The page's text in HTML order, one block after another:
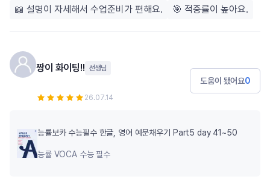
📖 설명이 자세해서 수업준비가 편해요.
🎯 적중률이 높아요.
짱이 화이팅!! 선생님
26.07.14
도움이 됐어요0
능률보카 수능필수 한글, 영어 예문채우기 Part5 day 41~50
능률 VOCA 수능 필수